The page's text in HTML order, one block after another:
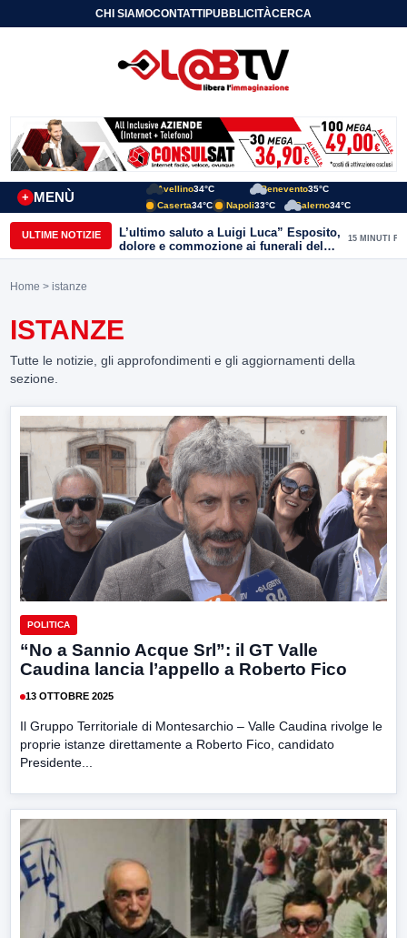
CHI SIAMOCONTATTIPUBBLICITÀCERCA
MENÙ
+
Avellino34°C Benevento35°C
Caserta34°C Napoli33°C Salerno34°C
ULTIME NOTIZIE
L’ultimo saluto a Luigi Luca” Esposito,
dolore e commozione ai funerali del
giornalista ucciso
15 MINUTI FA
Home > istanze
ISTANZE
Tutte le notizie, gli approfondimenti e gli aggiornamenti della
sezione.
POLITICA
“No a Sannio Acque Srl”: il GT Valle
Caudina lancia l’appello a Roberto Fico
13 OTTOBRE 2025
Il Gruppo Territoriale di Montesarchio – Valle Caudina rivolge le
proprie istanze direttamente a Roberto Fico, candidato
Presidente...